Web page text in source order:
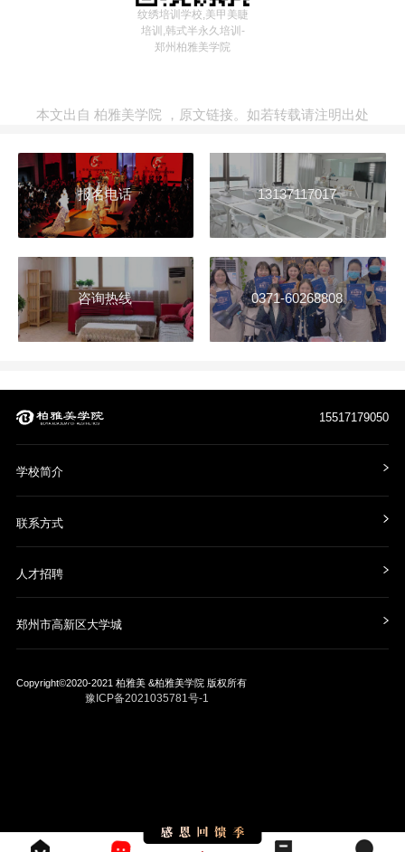
纹绣培训学校,美甲美睫
培训,韩式半永久培训-
郑州柏雅美学院
本文出自 柏雅美学院 ， 原文链接。如若转载请注明出处
报名电话 13137117017
咨询热线 0371-60268808
15517179050
学校简介
联系方式
人才招聘
郑州市高新区大学城
Copyright©2020-2021 柏雅美 &柏雅美学院 版权所有
豫ICP备2021035781号-1